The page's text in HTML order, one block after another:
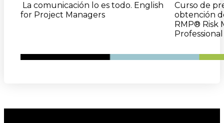
La comunicación lo es todo. English
for Project Managers
Curso de
obtención
RMP® Risk
Professional